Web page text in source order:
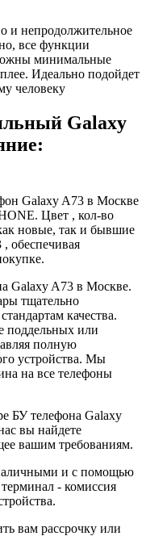
и непродолжительное
все функции
минимальные
Идеально подойдет
человеку
Galaxy
Galaxy A73 в Москве
Цвет , кол-во
новые, так и бывшие
обеспечивая
Galaxy A73 в Москве.
тщательно
качества.
поддельных или
полную
устройства. Мы
на все телефоны
БУ телефона Galaxy
вы найдете
вашим требованиям.
и с помощью
- комиссия
вам рассрочку или